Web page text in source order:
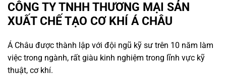
CÔNG TY TNHH THƯƠNG MẠI SẢN
XUẤT CHẾ TẠO CƠ KHÍ Á CHÂU
Á Châu được thành lập với đội ngũ kỹ sư trên 10 năm làm
việc trong ngành, rất giàu kinh nghiệm trong lĩnh vực kỹ
thuật, cơ khí.